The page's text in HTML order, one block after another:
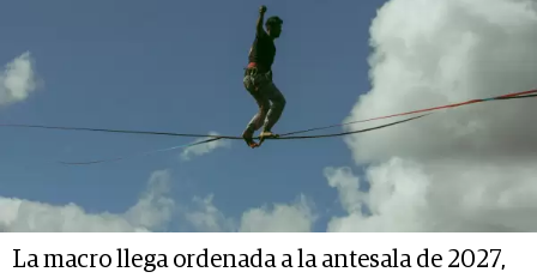
La macro llega ordenada a la antesala de 2027,